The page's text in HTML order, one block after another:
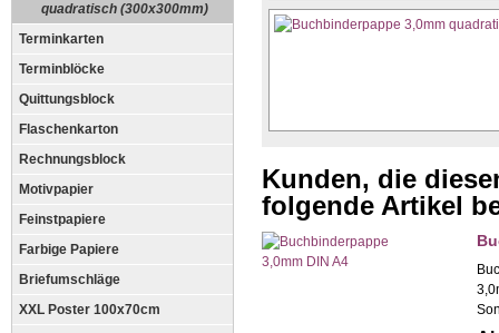
quadratisch (300x300mm)
Terminkarten
Terminblöcke
Quittungsblock
Flaschenkarton
Rechnungsblock
Motivpapier
Feinstpapiere
Farbige Papiere
Briefumschläge
XXL Poster 100x70cm
Kunden, die
folgende Artikel